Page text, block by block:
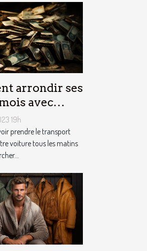
arrondir ses
avec
?
19h
prendre le transport
voiture tous les matins